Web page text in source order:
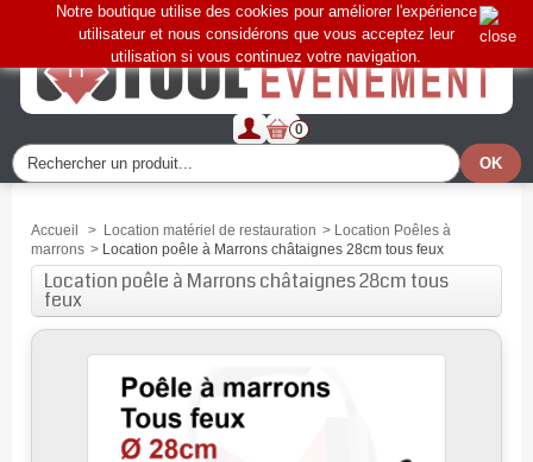
0
Notre boutique utilise des cookies pour améliorer l'expérience
utilisateur et nous considérons que vous acceptez leur
utilisation si vous continuez votre navigation.
Accueil > Location matériel de restauration > Location Poêles à
marrons > Location poêle à Marrons châtaignes 28cm tous feux
Location poêle à Marrons châtaignes 28cm tous
feux